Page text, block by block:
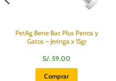
PetAg Bene Bac Plus Perros y
Gatos – Jeringa x 15gr
S/. 59.00
Comprar